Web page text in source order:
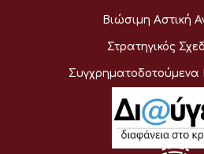
Βιώσιμη Αστική
Στρατηγικός